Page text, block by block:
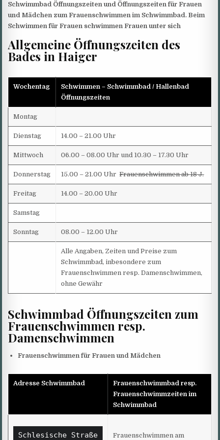
Schwimmbad Öffnungszeiten und Öffnungszeiten für Frauen
und Mädchen zum Frauenschwimmen im Schwimmbad. Beim
Schwimmen für Frauen schwimmen Frauen unter sich
Allgemeine Öffnungszeiten des
Bades in Haiger
Wochentag Schwimmen – Schwimmbad / Hallenbad
Öffnungszeiten
Montag
Dienstag 14.00 – 21.00 Uhr
Mittwoch 06.00 – 08.00 Uhr und 10.30 – 17.30 Uhr
Donnerstag 15.00 – 21.00 UhrFrauenschwimmen ab 18 J.
Freitag 14.00 – 20.00 Uhr
Samstag
Sonntag 08.00 – 12.00 Uhr
Alle Angaben, Zeiten und Preise zum
Schwimmbad, inbesondere zum
Frauenschwimmen resp. Damenschwimmen,
ohne Gewähr
Schwimmbad Öffnungszeiten zum
Frauenschwimmen resp.
Damenschwimmen
Frauenschwimmen für Frauen und Mädchen
Adresse Schwimmbad
Frauenschwimmbad resp.
Frauenschwimmzeiten im
Schwimmbad
Schlesische Straße
Frauenschwimmen am